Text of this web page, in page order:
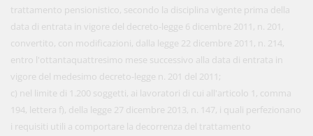
trattamento pensionistico, secondo la disciplina vigente prima della
data di entrata in vigore del decreto-legge 6 dicembre 2011, n. 201,
convertito, con modificazioni, dalla legge 22 dicembre 2011, n. 214,
entro l'ottantaquattresimo mese successivo alla data di entrata in
vigore del medesimo decreto-legge n. 201 del 2011;
c) nel limite di 1.200 soggetti, ai lavoratori di cui all'articolo 1, comma
194, lettera f), della legge 27 dicembre 2013, n. 147, i quali perfezionano
i requisiti utili a comportare la decorrenza del trattamento